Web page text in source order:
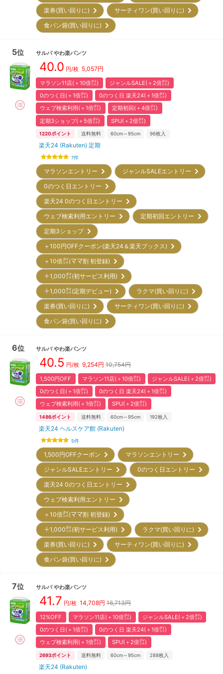
楽券(買い回りに)
サーティワン(買い回りに)
食パン袋(買い回りに)
5位 サルバ やわ楽パンツ
40.0 円/枚 5,057円
マラソン11店(＋10倍㌽)
ジャンルSALE(＋2倍㌽)
0のつく日(＋1倍㌽)
0のつく日 楽天24(＋1倍㌽)
ウェブ検索利用(＋1倍㌽)
定期初回(＋4倍㌽)
定期3ショップ(＋5倍㌽)
SPU(＋2倍㌽)
1220ポイント 送料無料 60cm～95cm 96枚入
楽天24 (Rakuten) 定期
7件
マラソンエントリー
ジャンルSALEエントリー
0のつく日エントリー
楽天24 0のつく日エントリー
ウェブ検索利用エントリー
定期初回エントリー
定期3ショップ
＋100円OFFクーポン(楽天24＆楽天ブックス)
＋10倍㌽(ママ割 初登録)
＋1,000㌽(初サービス利用)
＋1,000㌽(定期デビュー)
ラクマ(買い回りに)
楽券(買い回りに)
サーティワン(買い回りに)
食パン袋(買い回りに)
6位 サルバ やわ楽パンツ
40.5 円/枚 9,254円 10,754円
1,500円OFF マラソン11店(＋10倍㌽)
ジャンルSALE(＋2倍㌽)
0のつく日(＋1倍㌽)
0のつく日 楽天24(＋1倍㌽)
ウェブ検索利用(＋1倍㌽)
SPU(＋2倍㌽)
1486ポイント 送料無料 60cm～95cm 192枚入
楽天24 ヘルスケア館 (Rakuten)
5件
1,500円OFFクーポン
マラソンエントリー
ジャンルSALEエントリー
0のつく日エントリー
楽天24 0のつく日エントリー
ウェブ検索利用エントリー
＋10倍㌽(ママ割 初登録)
＋1,000㌽(初サービス利用)
ラクマ(買い回りに)
楽券(買い回りに)
サーティワン(買い回りに)
食パン袋(買い回りに)
7位 サルバ やわ楽パンツ
41.7 円/枚 14,708円 16,713円
12%OFF マラソン11店(＋10倍㌽)
ジャンルSALE(＋2倍㌽)
0のつく日(＋1倍㌽)
0のつく日 楽天24(＋1倍㌽)
ウェブ検索利用(＋1倍㌽)
SPU(＋2倍㌽)
2693ポイント 送料無料 60cm～95cm 288枚入
楽天24 (Rakuten)